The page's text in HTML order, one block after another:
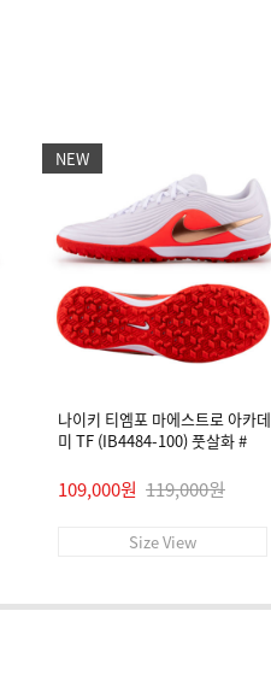
NEW
나이키 티엠포 마에스트로 아카데
미 TF (IB4484-100) 풋살화 #
109,000원 119,000원
Size View